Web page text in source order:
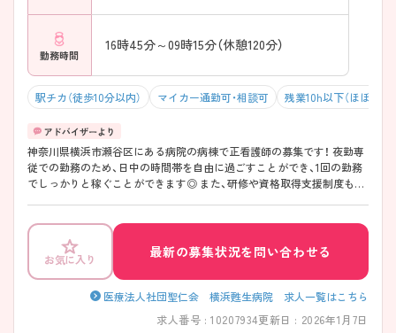
勤務時間
16時45分～09時15分（休憩120分）
駅チカ（徒歩10分以内） マイカー通勤可・相談可 残業10h以下（ほぼなし）
神奈川県横浜市瀬谷区にある病院の病棟で正看護師の募集です！ 夜勤専
従での勤務のため、日中の時間帯を自由に過ごすことができ、1回の勤務
でしっかりと稼ぐことができます◎ また、研修や資格取得支援制度もあ
お気に入り 最新の募集状況を問い合わせる
医療法人社団聖仁会 横浜甦生病院 求人一覧はこちら
求人番号 : 10207934更新日 : 2026年1月7日